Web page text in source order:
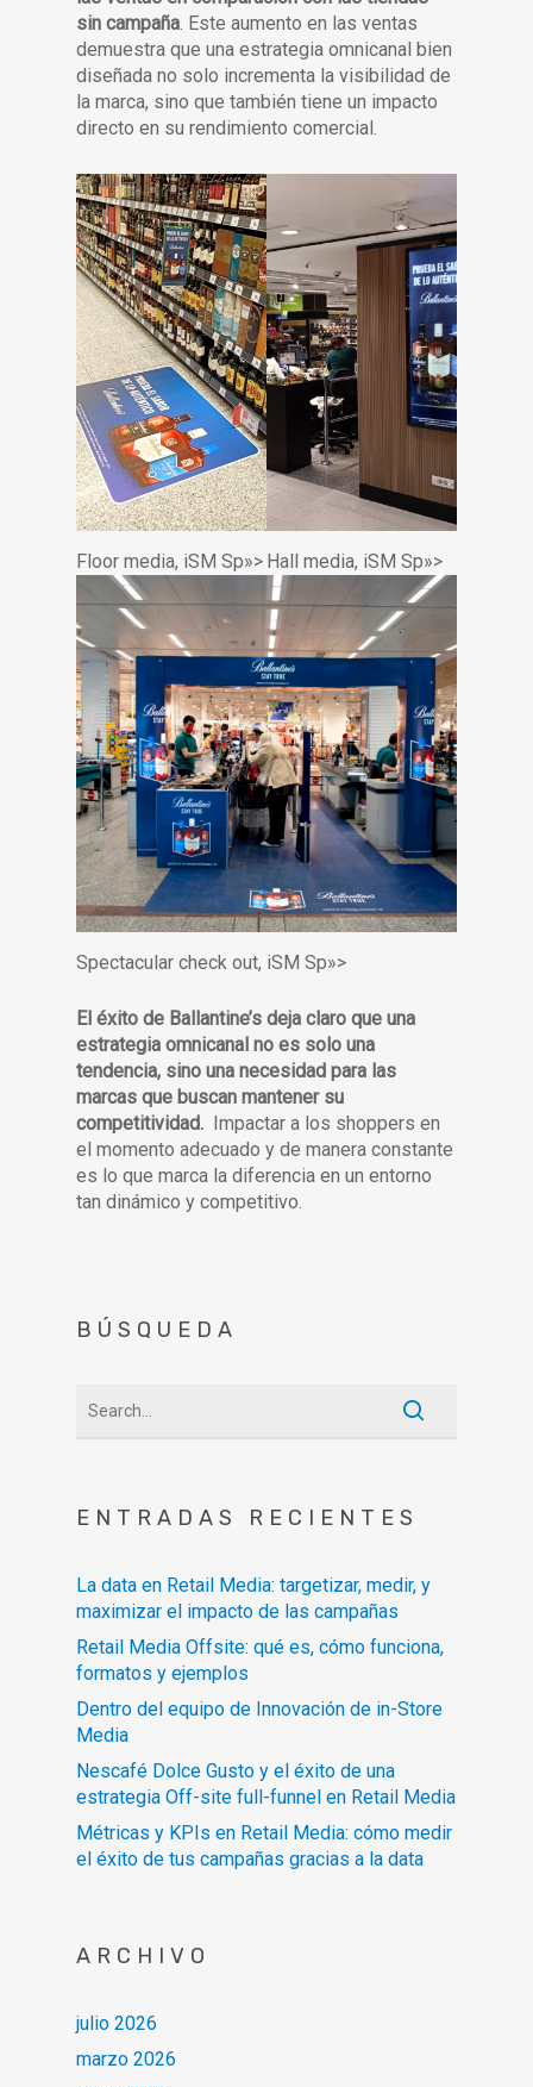
sin campaña. Este aumento en las ventas
demuestra que una estrategia omnicanal bien
diseñada no solo incrementa la visibilidad de
la marca, sino que también tiene un impacto
directo en su rendimiento comercial.
Floor media, iSM Sp»> Hall media, iSM Sp»>
Spectacular check out, iSM Sp»>
El éxito de Ballantine’s deja claro que una
estrategia omnicanal no es solo una
tendencia, sino una necesidad para las
marcas que buscan mantener su
competitividad. Impactar a los shoppers en
el momento adecuado y de manera constante
es lo que marca la diferencia en un entorno
tan dinámico y competitivo.
BÚSQUEDA
ENTRADAS RECIENTES
La data en Retail Media: targetizar, medir, y
maximizar el impacto de las campañas
Retail Media Offsite: qué es, cómo funciona,
formatos y ejemplos
Dentro del equipo de Innovación de in-Store
Media
Nescafé Dolce Gusto y el éxito de una
estrategia Off-site full-funnel en Retail Media
Métricas y KPIs en Retail Media: cómo medir
el éxito de tus campañas gracias a la data
ARCHIVO
julio 2026
marzo 2026